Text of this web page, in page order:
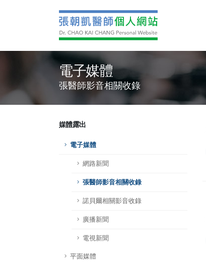
電子媒體
張醫師影音相關收錄
媒體露出
電子媒體
網路新聞
張醫師影音相關收錄
諾貝爾相關影音收錄
廣播新聞
電視新聞
平面媒體